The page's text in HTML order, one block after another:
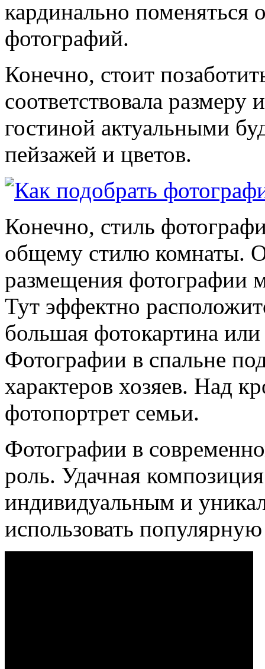
кардинально поменяться
фотографий.
Конечно, стоит
соответствовала
гостиной актуальными
пейзажей и цветов.
Конечно, стиль
общему стилю комнаты.
размещения фотографии
Тут эффектно
большая фотокартина
Фотографии в спальне
характеров хозяев. Над
фотопортрет семьи.
Фотографии в
роль. Удачная
индивидуальным и
использовать